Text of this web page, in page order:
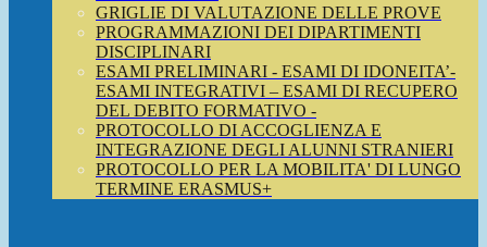
GRIGLIE DI VALUTAZIONE DELLE PROVE
PROGRAMMAZIONI DEI DIPARTIMENTI
DISCIPLINARI
ESAMI PRELIMINARI - ESAMI DI IDONEITA’-
ESAMI INTEGRATIVI – ESAMI DI RECUPERO
DEL DEBITO FORMATIVO -
PROTOCOLLO DI ACCOGLIENZA E
INTEGRAZIONE DEGLI ALUNNI STRANIERI
PROTOCOLLO PER LA MOBILITA' DI LUNGO
TERMINE ERASMUS+